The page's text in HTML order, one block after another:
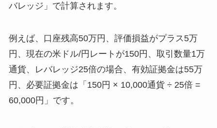
バレッジ」で計算されます。
例えば、口座残高50万円、評価損益がプラス5万
円、現在の米ドル/円レートが150円、取引数量1万
通貨、レバレッジ25倍の場合、有効証拠金は55万
円、必要証拠金は「150円 × 10,000通貨 ÷ 25倍 =
60,000円」です。